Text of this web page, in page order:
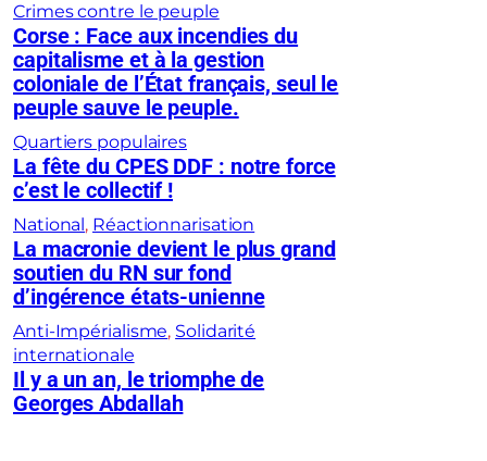
Crimes contre le peuple
Corse : Face aux incendies du
capitalisme et à la gestion
coloniale de l’État français, seul le
peuple sauve le peuple.
Quartiers populaires
La fête du CPES DDF : notre force
c’est le collectif !
National, Réactionnarisation
La macronie devient le plus grand
soutien du RN sur fond
d’ingérence états-unienne
Anti-Impérialisme, Solidarité
internationale
Il y a un an, le triomphe de
Georges Abdallah